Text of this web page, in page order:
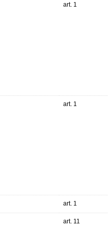
art. 1
art. 1
art. 1
art. 11